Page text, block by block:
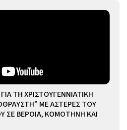
ΤΗ ΧΡΙΣΤΟΥΓΕΝΝΙΑΤΙΚΗ
ΜΕ ΑΣΤΕΡΕΣ ΤΟΥ
ΣΕ ΒΕΡΟΙΑ, ΚΟΜΟΤΗΝΗ ΚΑΙ